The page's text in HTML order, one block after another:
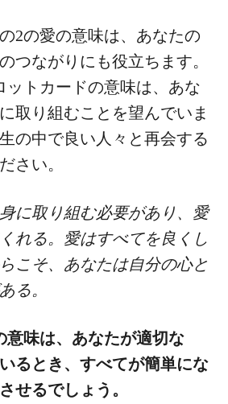
2の愛の意味は、あなたの
つながりにも役立ちます。
ットカードの意味は、あな
取り組むことを望んでいま
の中で良い人々と再会する
さい。
に取り組む必要があり、愛
れる。愛はすべてを良くし
こそ、あなたは自分の心と
る。
意味は、あなたが適切な
るとき、すべてが簡単にな
せるでしょう。